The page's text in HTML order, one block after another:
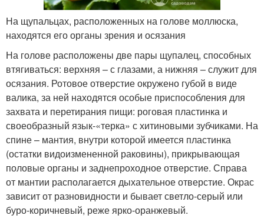
На щупальцах, расположенных на голове моллюска,
находятся его органы зрения и осязания
На голове расположены две пары щупалец, способных
втягиваться: верхняя – с глазами, а нижняя – служит для
осязания. Ротовое отверстие окружено губой в виде
валика, за ней находятся особые приспособления для
захвата и перетирания пищи: роговая пластинка и
своеобразный язык-«терка» с хитиновыми зубчиками. На
спине – мантия, внутри которой имеется пластинка
(остатки видоизмененной раковины), прикрывающая
половые органы и заднепроходное отверстие. Справа
от мантии располагается дыхательное отверстие. Окрас
зависит от разновидности и бывает светло-серый или
буро-коричневый, реже ярко-оранжевый.